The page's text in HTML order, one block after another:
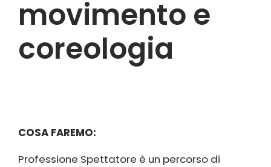
movimento e
coreologia
COSA FAREMO:
Professione Spettatore è un percorso di